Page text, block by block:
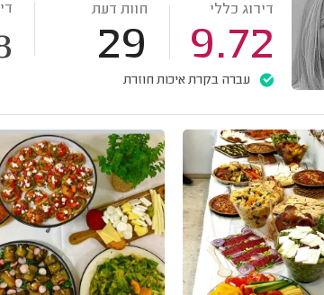
דירוג כללי
9.72
חוות דעת
29
עברה בקרת איכות חוזרת